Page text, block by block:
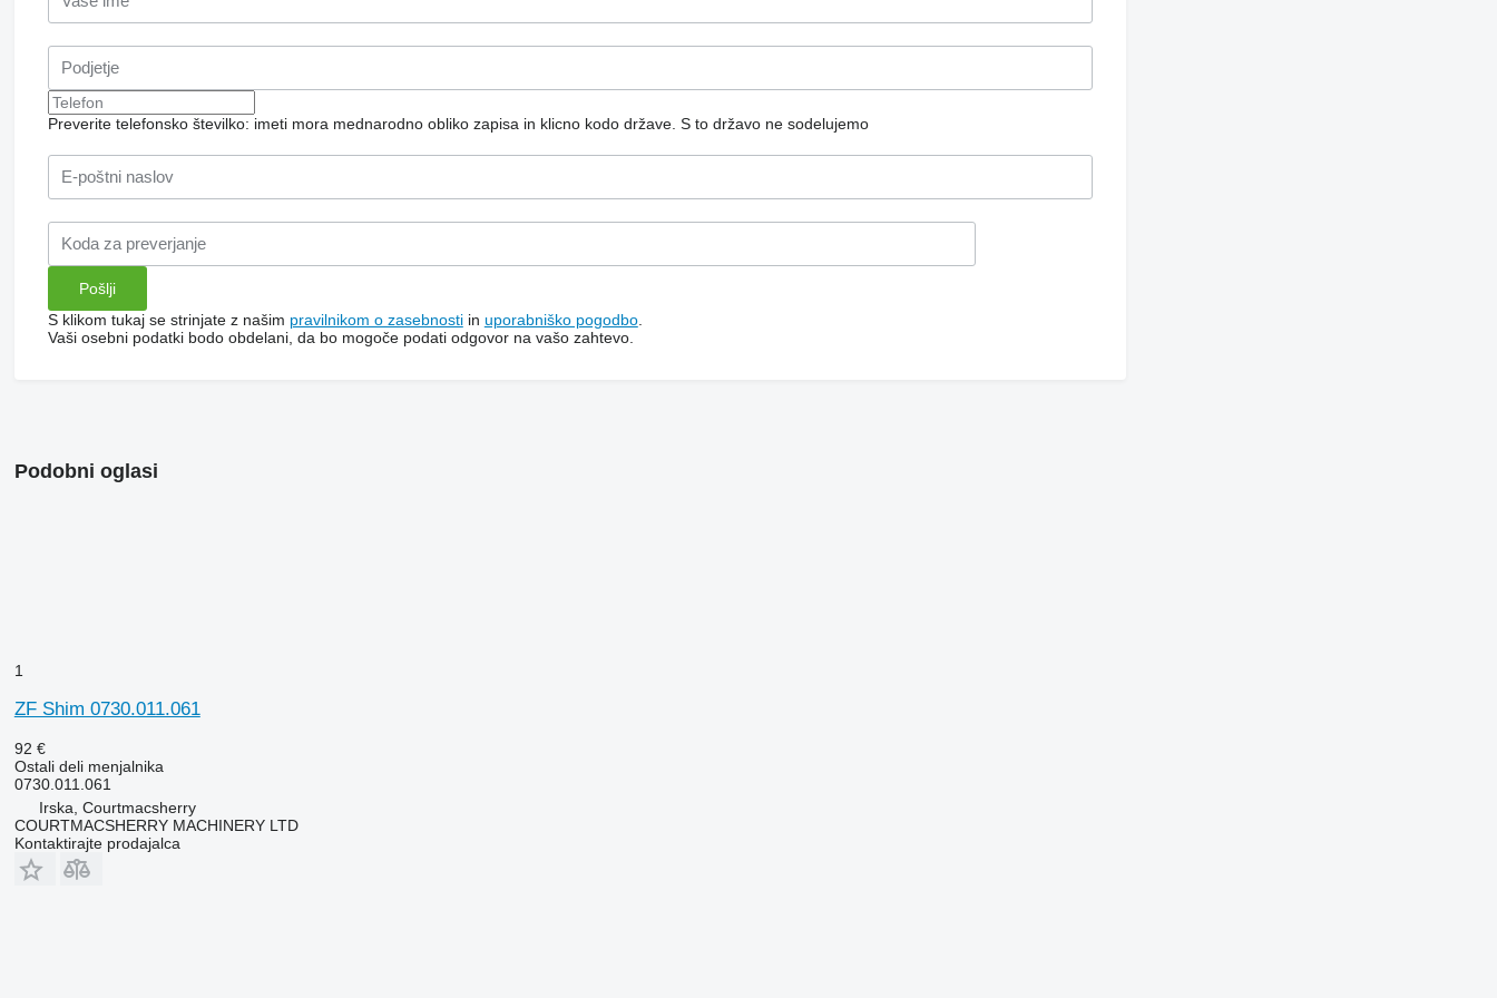
Preverite telefonsko številko: imeti mora mednarodno obliko zapisa in klicno kodo države. S to državo ne sodelujemo
S klikom tukaj se strinjate z našim pravilnikom o zasebnostiin uporabniško pogodbo.
Vaši osebni podatki bodo obdelani, da bo mogoče podati odgovor na vašo zahtevo.
Podobni oglasi
1
ZF Shim 0730.011.061
92 €
Ostali deli menjalnika
0730.011.061
Irska, Courtmacsherry
COURTMACSHERRY MACHINERY LTD
Kontaktirajte prodajalca